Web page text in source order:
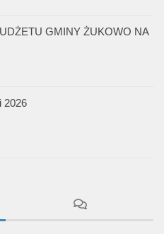
GMINY ŻUKOWO NA
2026